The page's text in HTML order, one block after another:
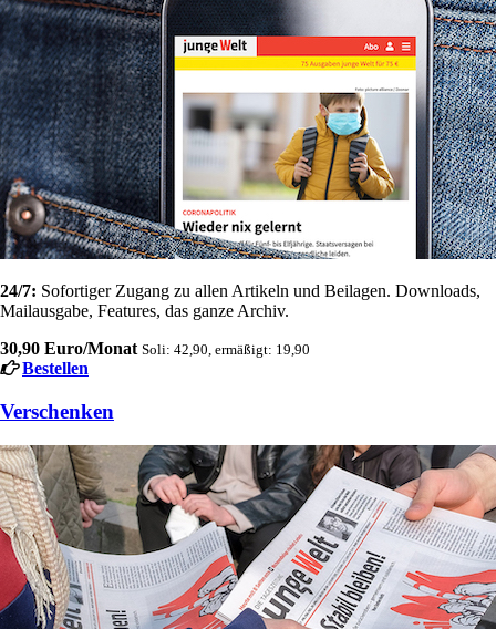
24/7: Sofortiger Zugang zu allen Artikeln und Beilagen. Downloads,
Mailausgabe, Features, das ganze Archiv.
30,90 Euro/Monat Soli: 42,90, ermäßigt: 19,90
Bestellen
Verschenken